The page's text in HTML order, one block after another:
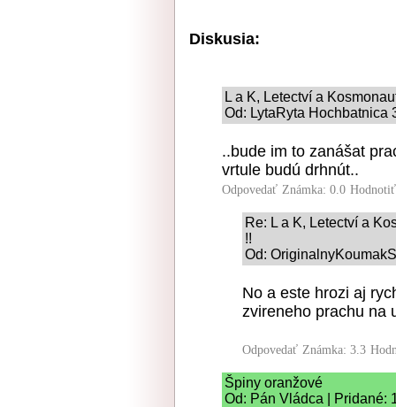
Diskusia:
L a K, Letectví a
Od: LytaRyta Hochbatnica
..bude im to zanášat
vrtule budú drhnút..
Odpovedať Známka: 0.0
Re: L a K, Letectví a
!!
Od:
No a este hrozi aj
zvireneho prachu na
Odpovedať Známka: 3.3
Špiny oranžové
Od: Pán Vládca | Pridané: